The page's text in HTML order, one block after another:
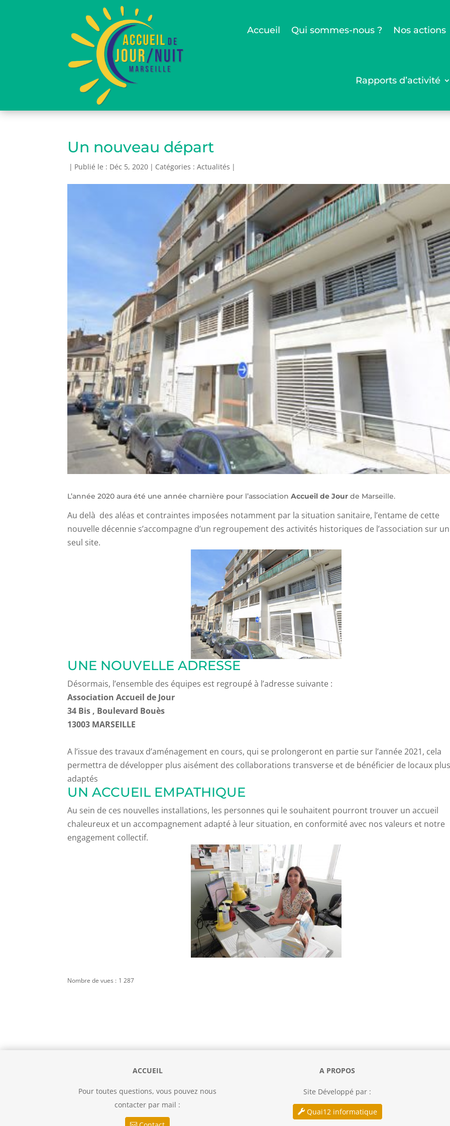
Accueil Qui sommes-nous ? Nos actions
Rapports d’activité
Un nouveau départ
| Publié le : Déc 5, 2020 | Catégories :Actualités |
L’année 2020 aura été une année charnière pour l’associationAccueil deJour de Marseille.
Au delà des aléas et contraintes imposées notamment par la situation sanitaire, l’entame de cette
nouvelle décennie s’accompagne d’un regroupement des activités historiques de l’association sur un
seul site.
UNE NOUVELLE ADRESSE
Désormais, l’ensemble des équipes est regroupé à l’adresse suivante :
Association Accueil de Jour
34 Bis , Boulevard Bouès
13003 MARSEILLE
A l’issue des travaux d’aménagement en cours, qui se prolongeront en partie sur l’année 2021, cela
permettra de développer plus aisément des collaborations transverse et de bénéficier de locaux
adaptés
UN ACCUEIL EMPATHIQUE
Au sein de ces nouvelles installations, les personnes qui le souhaitent pourront trouver un accueil
chaleureux et un accompagnement adapté à leur situation, en conformité avec nos valeurs et notre
engagement collectif.
Nombre de vues : 1 287
ACCUEIL
Pour toutes questions, vous pouvez nous
contacter par mail :
A PROPOS
Site Développé par :
Quai12 informatique